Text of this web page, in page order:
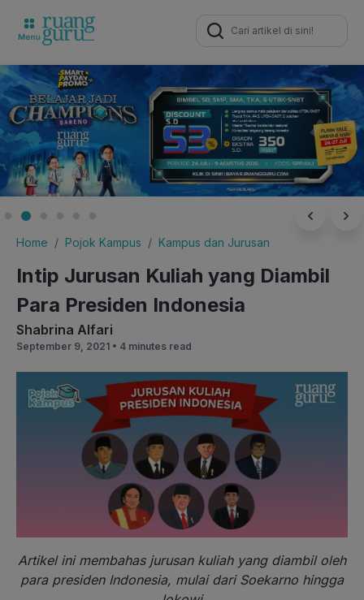
Search
for:
Home Pojok Kampus Kampus dan Jurusan
Intip Jurusan Kuliah yang Diambil
Para Presiden Indonesia
Shabrina Alfari
September 9, 2021 • 4 minutes read
Artikel ini membahas jurusan kuliah yang diambil oleh
para presiden Indonesia, mulai dari Soekarno hingga